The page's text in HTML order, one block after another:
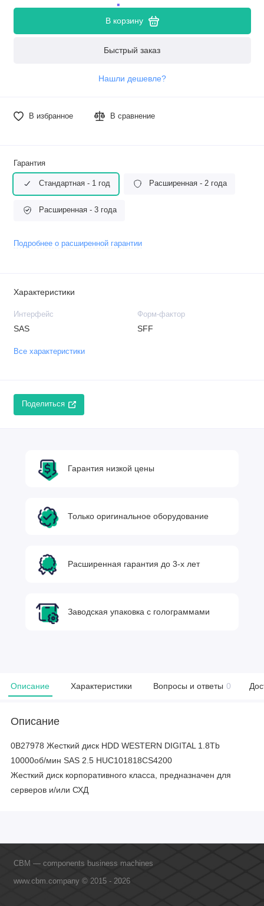
В корзину
Быстрый заказ
Нашли дешевле?
В избранное В сравнение
Гарантия
Стандартная - 1 год Расширенная - 2 года
Расширенная - 3 года
Подробнее о расширенной гарантии
Характеристики
Интерфейс
SAS
Форм-фактор
SFF
Все характеристики
Поделиться
Гарантия низкой цены
Только оригинальное оборудование
Расширенная гарантия до 3-х лет
Заводская упаковка с голограммами
Описание Характеристики Вопросы и ответы 0
Описание
0B27978 Жесткий диск HDD WESTERN DIGITAL 1.8Tb
10000об/мин SAS 2.5 HUC101818CS4200
Жесткий диск корпоративного класса, предназначен для
серверов и/или СХД
CBM — components business machines
www.cbm.company © 2015 - 2026